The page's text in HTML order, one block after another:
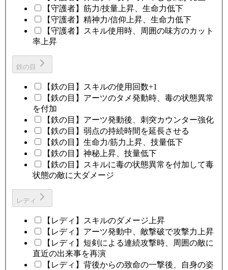
【守護者】筋力/技量上昇、生命力低下
【守護者】精神力/信仰上昇、生命力低下
【守護者】スキル使用時、周囲の味方のカット
率上昇
鉄の目
【鉄の目】スキルの使用回数+1
【鉄の目】アーツのタメ発動時、毒の状態異常
を付加
【鉄の目】アーツ発動後、刺突カウンター強化
【鉄の目】弱点の持続時間を延長させる
【鉄の目】生命力/筋力上昇、技量低下
【鉄の目】神秘上昇、技量低下
【鉄の目】スキルに毒の状態異常を付加して毒
状態の敵に大ダメージ
レディ
【レディ】スキルのダメージ上昇
【レディ】アーツ発動中、敵撃破で攻撃力上昇
【レディ】短剣による連続攻撃時、周囲の敵に
直近の出来事を再演
【レディ】背後からの致命の一撃後、自身の姿